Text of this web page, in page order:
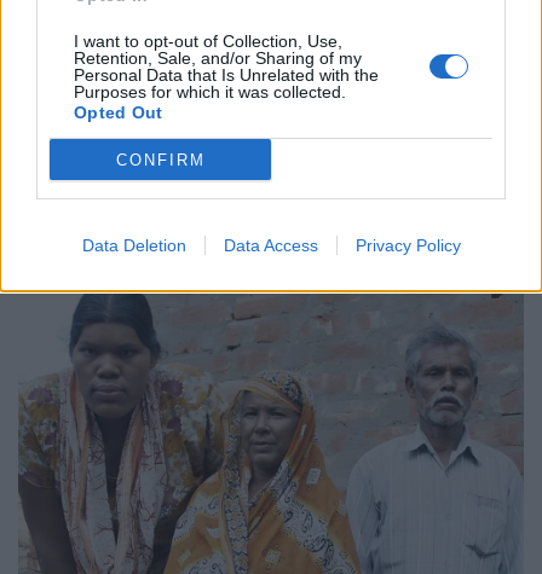
I want to opt-out of Collection, Use,
Retention, Sale, and/or Sharing of my
Personal Data that Is Unrelated with the
Purposes for which it was collected.
Opted Out
CONFIRM
Data Deletion Data Access Privacy Policy